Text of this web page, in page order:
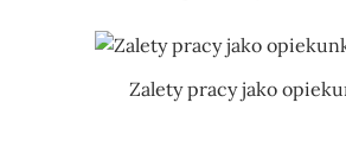
Zalety pracy jako